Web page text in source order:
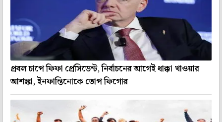
প্রবল চাপে ফিফা প্রেসিডেন্ট, নির্বাচনের আগেই ধাক্কা খাওয়ার
আশঙ্কা, ইনফান্তিনোকে তোপ ফিগোর